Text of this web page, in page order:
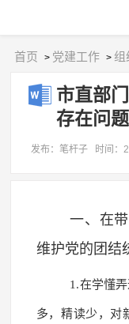
首页 > 党建工作 > 组
市直部
存在问
发布：笔杆子 时间：
一、在
维护党的团结
1.在学懂
多，精读少，对